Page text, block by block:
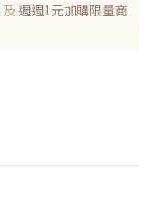
及 週週1元加購限量商